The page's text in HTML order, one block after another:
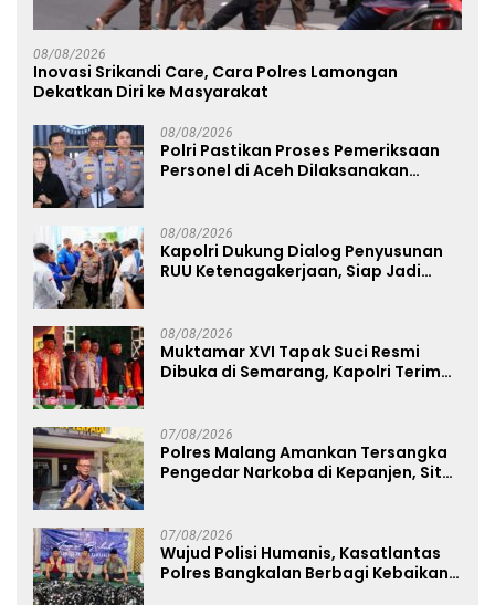
08/08/2026
Inovasi Srikandi Care, Cara Polres Lamongan
Dekatkan Diri ke Masyarakat
08/08/2026
Polri Pastikan Proses Pemeriksaan
Personel di Aceh Dilaksanakan
08/08/2026
Kapolri Dukung Dialog Penyusunan
RUU Ketenagakerjaan, Siap Jadi
08/08/2026
Muktamar XVI Tapak Suci Resmi
Dibuka di Semarang, Kapolri Terima
07/08/2026
Polres Malang Amankan Tersangka
Pengedar Narkoba di Kepanjen, Sita
07/08/2026
Wujud Polisi Humanis, Kasatlantas
Polres Bangkalan Berbagi Kebaikan